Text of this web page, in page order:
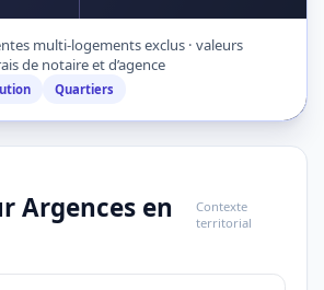
multi-logements exclus · valeurs
de notaire et d’agence
Quartiers
Argences en
Contexte
territorial